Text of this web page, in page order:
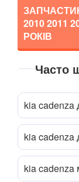
Magentis
Magentis
Niro (DE)
Niro II
Opirus
Optima I
Optima II
Optima III
2010 2011
РОКІВ
Часто
kia cadenza
kia cadenza
kia cadenza